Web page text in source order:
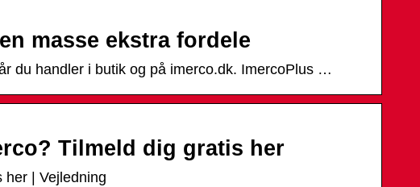
masse ekstra fordele
du handler i butik og på imerco.dk. ImercoPlus …
Tilmeld dig gratis her
her | Vejledning